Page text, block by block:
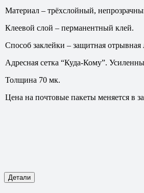
Материал – трёхслойный,
Клеевой слой – перманентный клей.
Способ заклейки – защитная отрывная
Адресная сетка “Куда-Кому”.
Толщина 70 мк.
Цена на почтовые пакеты меняется в
Детали